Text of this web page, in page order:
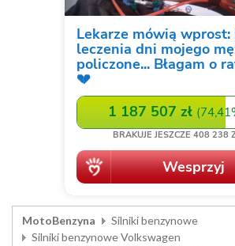
MotoBenzyna
Silniki benzynowe
Silniki benzynowe Volkswagen